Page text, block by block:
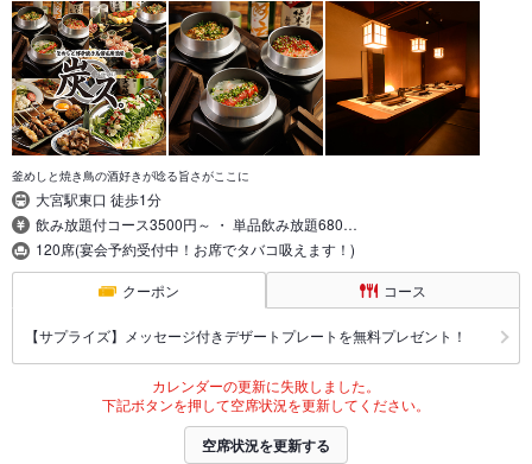
釜めしと焼き鳥の酒好きが唸る旨さがここに
大宮駅東口 徒歩1分
飲み放題付コース3500円～ ・ 単品飲み放題680…
120席(宴会予約受付中！お席でタバコ吸えます！)
クーポン コース
【サプライズ】メッセージ付きデザートプレートを無料プレゼント！
カレンダーの更新に失敗しました。
下記ボタンを押して空席状況を更新してください。
空席状況を更新する